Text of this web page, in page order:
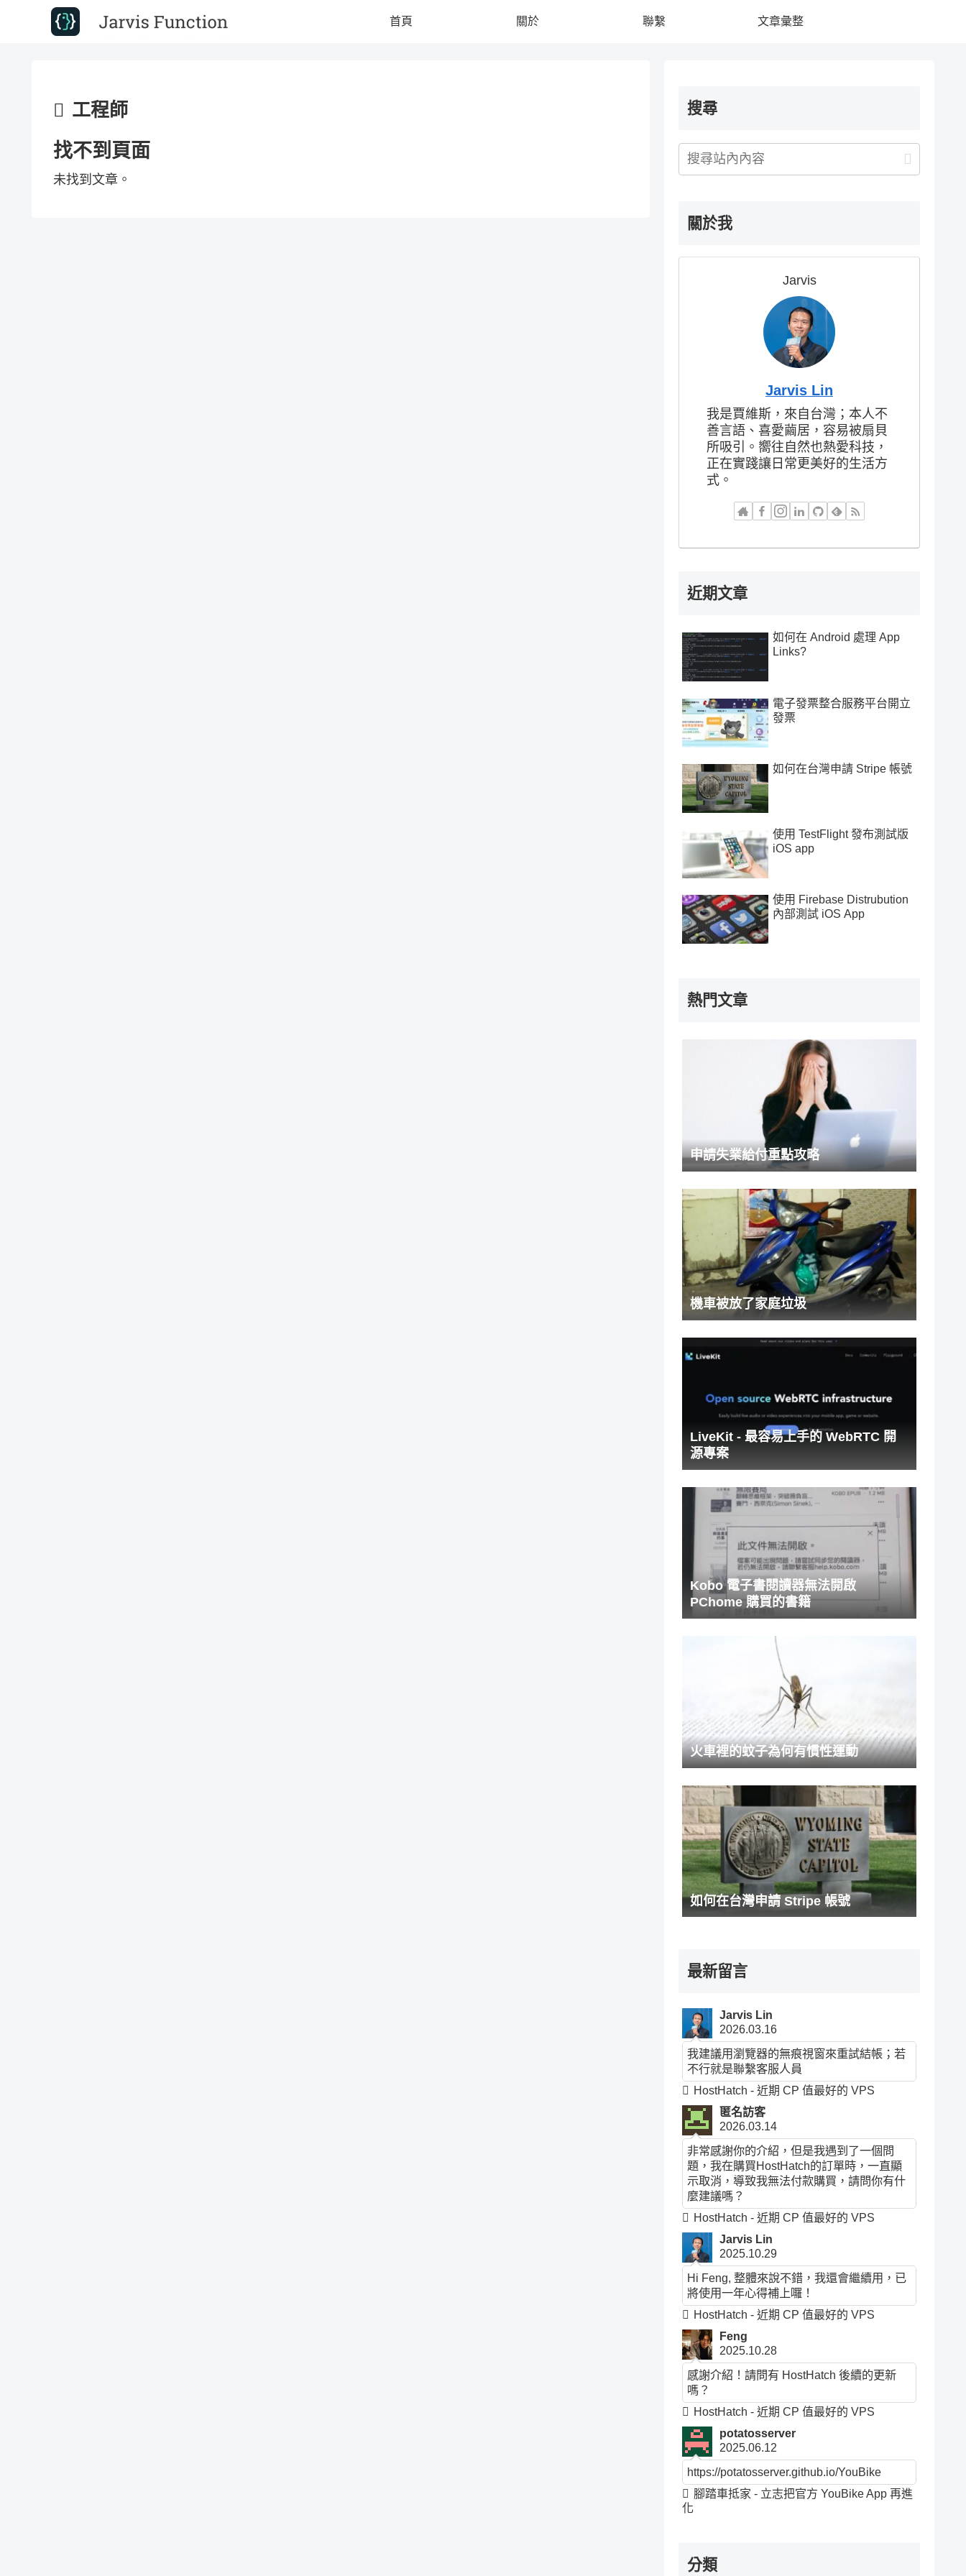
首頁 關於 聯繫 文章彙整
工程師
找不到頁面
未找到文章。
搜尋
關於我
Jarvis
Jarvis Lin
我是賈維斯，來自台灣；本人不
善言語、喜愛繭居，容易被扇貝
所吸引。嚮往自然也熱愛科技，
正在實踐讓日常更美好的生活方
式。
近期文章
如何在 Android 處理 App
Links?
電子發票整合服務平台開立
發票
如何在台灣申請 Stripe 帳號
使用 TestFlight 發布測試版
iOS app
使用 Firebase Distrubution
內部測試 iOS App
熱門文章
申請失業給付重點攻略
機車被放了家庭垃圾
LiveKit - 最容易上手的 WebRTC 開
源專案
Kobo 電子書閱讀器無法開啟
PChome 購買的書籍
火車裡的蚊子為何有慣性運動
如何在台灣申請 Stripe 帳號
最新留言
Jarvis Lin
2026.03.16
我建議用瀏覽器的無痕視窗來重試結帳；若
不行就是聯繫客服人員
HostHatch - 近期 CP 值最好的 VPS
匿名訪客
2026.03.14
非常感謝你的介紹，但是我遇到了一個問
題，我在購買HostHatch的訂單時，一直顯
示取消，導致我無法付款購買，請問你有什
麼建議嗎？
HostHatch - 近期 CP 值最好的 VPS
Jarvis Lin
2025.10.29
Hi Feng, 整體來說不錯，我還會繼續用，已
將使用一年心得補上囉！
HostHatch - 近期 CP 值最好的 VPS
Feng
2025.10.28
感謝介紹！請問有 HostHatch 後續的更新
嗎？
HostHatch - 近期 CP 值最好的 VPS
potatosserver
2025.06.12
https://potatosserver.github.io/YouBike
腳踏車抵家 - 立志把官方 YouBike App 再進
化
分類